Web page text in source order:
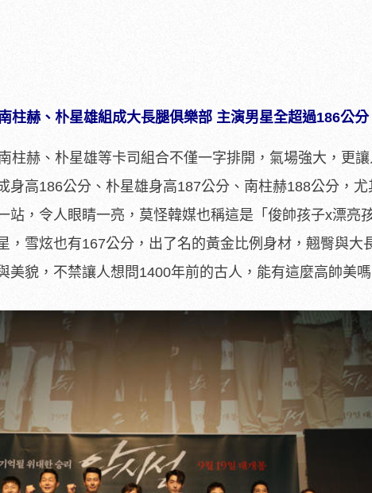
柱赫、朴星雄組成大長腿俱樂部 主演男星全超過186公分
柱赫、朴星雄等卡司組合不僅一字排開，氣場強大，更
身高186公分、朴星雄身高187公分、南柱赫188公分，尤
站，令人眼睛一亮，莫怪韓媒也稱這是「俊帥孩子x漂亮
，雪炫也有167公分，出了名的黃金比例身材，翹臀與大
美貌，不禁讓人想問1400年前的古人，能有這麼高帥美